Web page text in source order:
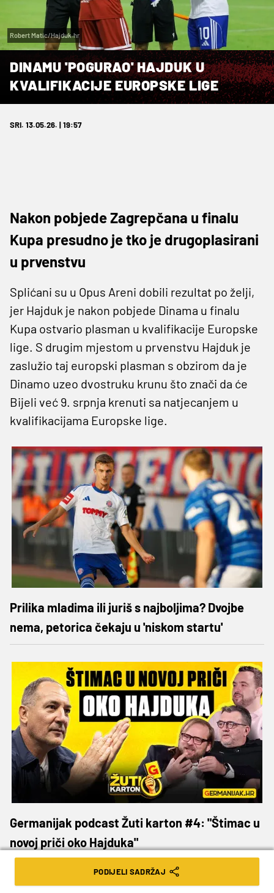
Robert Matic/Hajduk.hr
DINAMU 'POGURAO' HAJDUK U
KVALIFIKACIJE EUROPSKE LIGE
SRI. 13.05.26. | 19:57
Nakon pobjede Zagrepčana u finalu
Kupa presudno je tko je drugoplasirani
u prvenstvu
Splićani su u Opus Areni dobili rezultat po želji,
jer Hajduk je nakon pobjede Dinama u finalu
Kupa ostvario plasman u kvalifikacije Europske
lige. S drugim mjestom u prvenstvu Hajduk je
zaslužio taj europski plasman s obzirom da je
Dinamo uzeo dvostruku krunu što znači da će
Bijeli već 9. srpnja krenuti sa natjecanjem u
kvalifikacijama Europske lige.
Prilika mladima ili juriš s najboljima? Dvojbe
nema, petorica čekaju u 'niskom startu'
Germanijak podcast Žuti karton #4: "Štimac u
novoj priči oko Hajduka"
PODIJELI SADRŽAJ